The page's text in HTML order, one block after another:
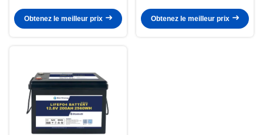
protection IP65 et efficacité ≥99%
Obtenez le meilleur prix
d'équilibrage Voltage 100A
Courant de charge continue pour
Obtenez le meilleur prix